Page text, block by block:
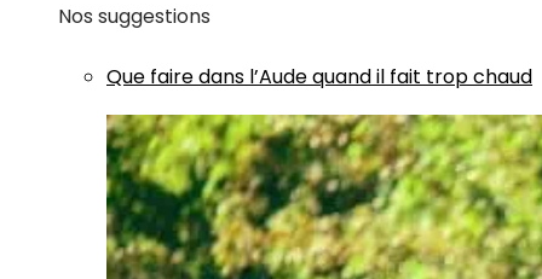
Nos suggestions
Que faire dans l’Aude quand il fait trop chaud